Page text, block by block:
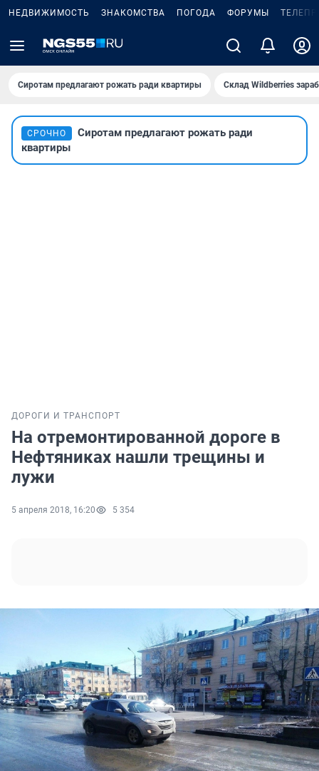
НЕДВИЖИМОСТЬ ЗНАКОМСТВА ПОГОДА ФОРУМЫ
Сиротам предлагают рожать ради квартиры Склад Wildberries
СРОЧНО
Сиротам предлагают рожать ради
квартиры
ДОРОГИ И ТРАНСПОРТ
На отремонтированной дороге в
Нефтяниках нашли трещины и
лужи
5 апреля 2018, 16:20 5 354